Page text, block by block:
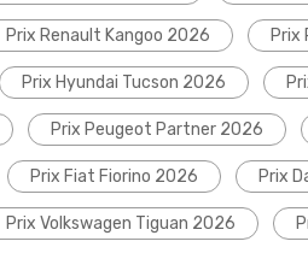
Prix Renault Kangoo 2026 Prix
Prix Hyundai Tucson 2026
Prix Peugeot Partner 2026
Prix Fiat Fiorino 2026 Prix
Prix Volkswagen Tiguan 2026